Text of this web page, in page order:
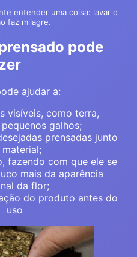
entender uma coisa: lavar o
faz milagre.
pode
ajudar a:
visíveis, como terra,
galhos;
prensadas junto
material;
fazendo com que ele se
mais da aparência
da flor;
do produto antes do
uso